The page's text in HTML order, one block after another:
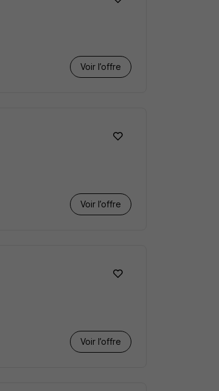
Voir l’offre
Voir l’offre
Voir l’offre